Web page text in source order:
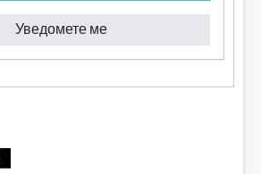
Уведомете ме